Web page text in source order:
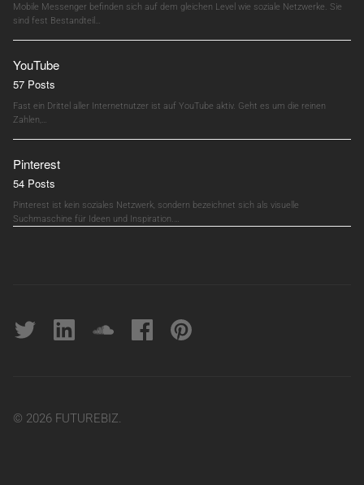
Mobile Messenger befinden sich auf dem gleichen Level wie soziale Netzwerke. Sie
sind fest Bestandteil…
YouTube
57 Posts
Fast ein Drittel aller Internetnutzer ist auf YouTube aktiv. Geht es um die reinen
Zahlen,…
Pinterest
54 Posts
Pinterest ist kein soziales Netzwerk, sondern bezeichnet sich als visuelle
Suchmaschine für Ideen und Inspiration.…
Twitter linkedin soundcloudFacebookpinterest
© 2026 FUTUREBIZ.